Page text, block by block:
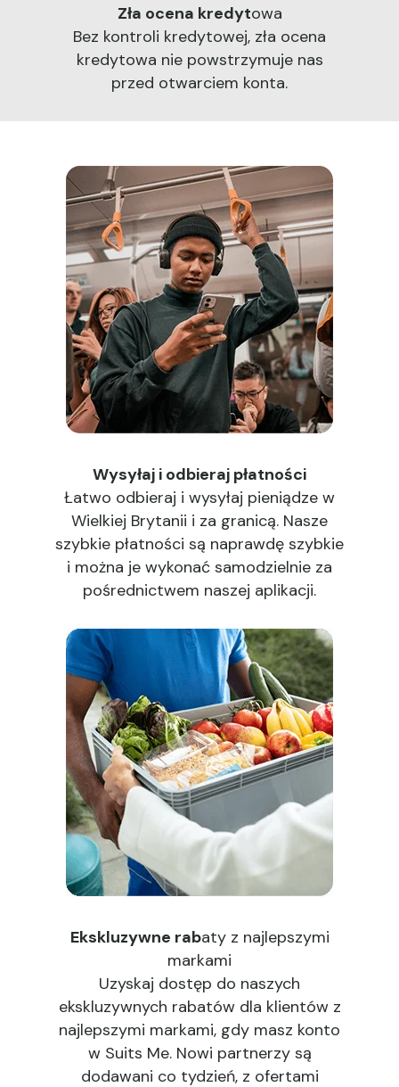
Zła ocena kredytowa
Bez kontroli kredytowej, zła ocena
kredytowa nie powstrzymuje nas
przed otwarciem konta.
Wysyłaj i odbieraj płatności
Łatwo odbieraj i wysyłaj pieniądze w
Wielkiej Brytanii i za granicą. Nasze
szybkie płatności są naprawdę szybkie
i można je wykonać samodzielnie za
pośrednictwem naszej aplikacji.
Ekskluzywne rabaty z najlepszymi
markami
Uzyskaj dostęp do naszych
ekskluzywnych rabatów dla klientów z
najlepszymi markami, gdy masz konto
w Suits Me. Nowi partnerzy są
dodawani co tydzień, z ofertami